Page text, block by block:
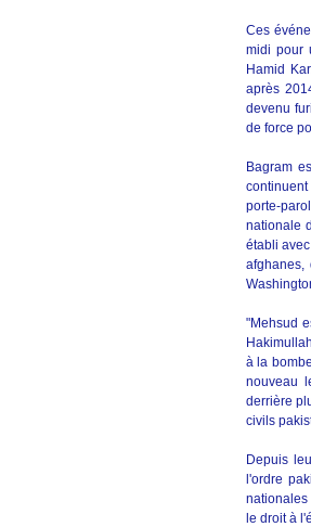
Ces
midi pour
Hamid
après
devenu
de force
Bagram
porte-
nationale
établi
afghanes,
"Mehsud
à la
nouveau
derrière
civils
Depuis
l'ordre
nationales
le droit à